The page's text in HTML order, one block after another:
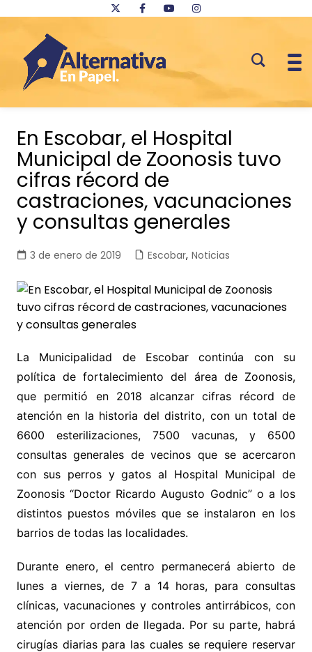
contenido
En Escobar, el Hospital
Municipal de Zoonosis tuvo
cifras récord de
castraciones, vacunaciones
y consultas generales
3 de enero de 2019 Escobar, Noticias
La Municipalidad de Escobar continúa con su
política de fortalecimiento del área de Zoonosis,
que permitió en 2018 alcanzar cifras récord de
atención en la historia del distrito, con un total de
6600 esterilizaciones, 7500 vacunas, y 6500
consultas generales de vecinos que se acercaron
con sus perros y gatos al Hospital Municipal de
Zoonosis “Doctor Ricardo Augusto Godnic” o a los
distintos puestos móviles que se instalaron en los
barrios de todas las localidades.
Durante enero, el centro permanecerá abierto de
lunes a viernes, de 7 a 14 horas, para consultas
clínicas, vacunaciones y controles antirrábicos, con
atención por orden de llegada. Por su parte, habrá
cirugías diarias para las cuales se requiere reservar